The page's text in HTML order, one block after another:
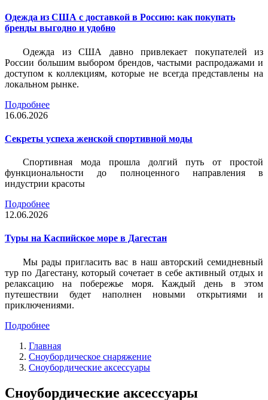
Одежда из США с доставкой в Россию: как покупать
бренды выгодно и удобно
Одежда из США давно привлекает покупателей из
России большим выбором брендов, частыми распродажами и
доступом к коллекциям, которые не всегда представлены на
локальном рынке.
Подробнее
16.06.2026
Секреты успеха женской спортивной моды
Спортивная мода прошла долгий путь от простой
функциональности до полноценного направления в
индустрии красоты
Подробнее
12.06.2026
Туры на Каспийское море в Дагестан
Мы рады пригласить вас в наш авторский семидневный
тур по Дагестану, который сочетает в себе активный отдых и
релаксацию на побережье моря. Каждый день в этом
путешествии будет наполнен новыми открытиями и
приключениями.
Подробнее
Главная
Сноубордическое снаряжение
Сноубордические аксессуары
Сноубордические аксессуары